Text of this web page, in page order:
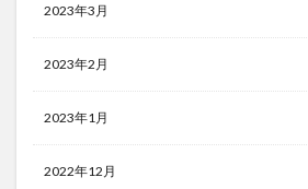
2023年3月
2023年2月
2023年1月
2022年12月